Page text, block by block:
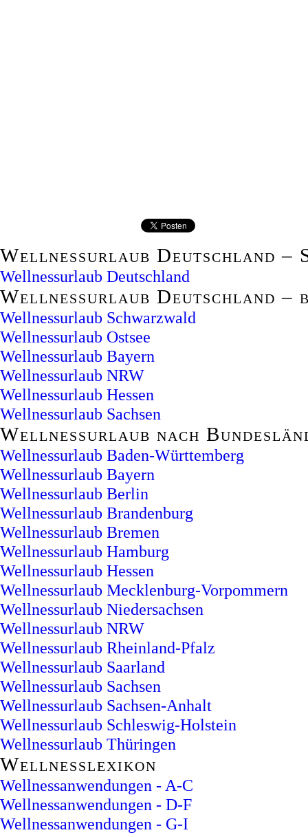
Wellnessurlaub Deutschland –
Wellnessurlaub Deutschland
Wellnessurlaub Deutschland –
Wellnessurlaub Schwarzwald
Wellnessurlaub Ostsee
Wellnessurlaub Bayern
Wellnessurlaub NRW
Wellnessurlaub Hessen
Wellnessurlaub Sachsen
Wellnessurlaub nach
Wellnessurlaub Baden-Württemberg
Wellnessurlaub Bayern
Wellnessurlaub Berlin
Wellnessurlaub Brandenburg
Wellnessurlaub Bremen
Wellnessurlaub Hamburg
Wellnessurlaub Hessen
Wellnessurlaub Mecklenburg-Vorpommern
Wellnessurlaub Niedersachsen
Wellnessurlaub NRW
Wellnessurlaub Rheinland-Pfalz
Wellnessurlaub Saarland
Wellnessurlaub Sachsen
Wellnessurlaub Sachsen-Anhalt
Wellnessurlaub Schleswig-Holstein
Wellnessurlaub Thüringen
Wellnesslexikon
Wellnessanwendungen - A-C
Wellnessanwendungen - D-F
Wellnessanwendungen - G-I